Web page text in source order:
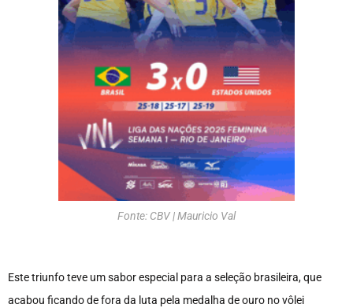
Fonte: CBV | Mauricio Val
Este triunfo teve um sabor especial para a seleção brasileira, que
acabou ficando de fora da luta pela medalha de ouro no vôlei